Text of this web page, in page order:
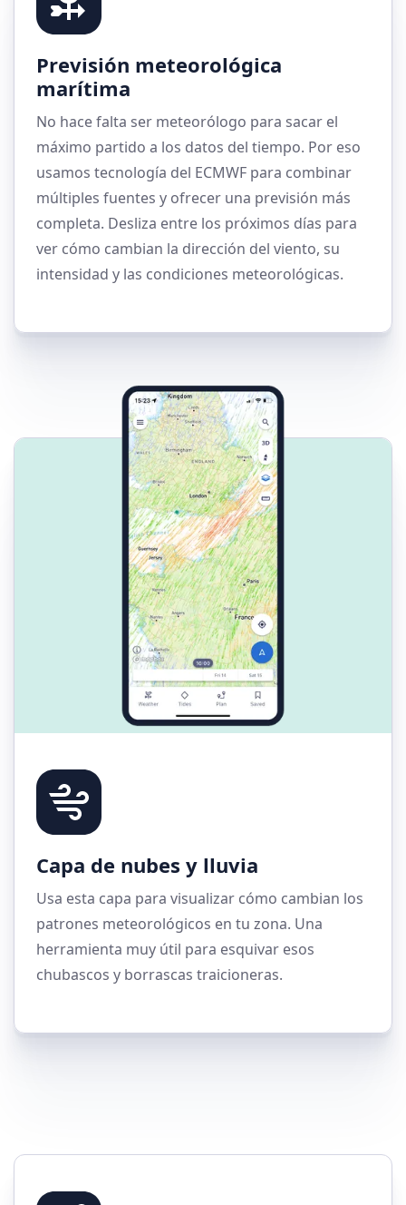
Previsión meteorológica
marítima
No hace falta ser meteorólogo para sacar el
máximo partido a los datos del tiempo. Por eso
usamos tecnología del ECMWF para combinar
múltiples fuentes y ofrecer una previsión más
completa. Desliza entre los próximos días para
ver cómo cambian la dirección del viento, su
intensidad y las condiciones meteorológicas.
Capa de nubes y lluvia
Usa esta capa para visualizar cómo cambian los
patrones meteorológicos en tu zona. Una
herramienta muy útil para esquivar esos
chubascos y borrascas traicioneras.